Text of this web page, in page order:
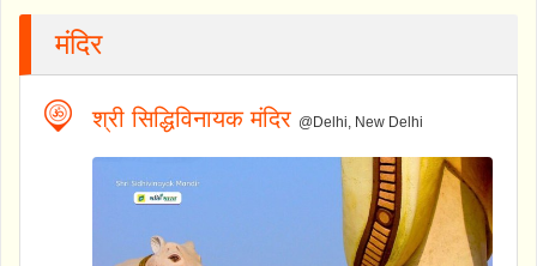
मंदिर
श्री सिद्धिविनायक मंदिर @Delhi, New Delhi